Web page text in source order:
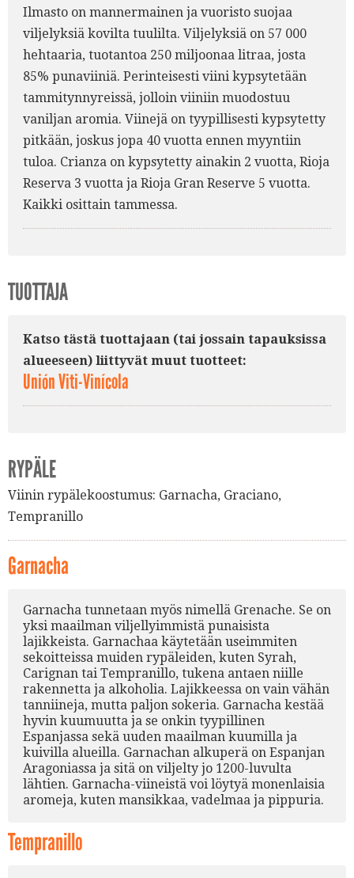
Ilmasto on mannermainen ja vuoristo suojaa
viljelyksiä kovilta tuulilta. Viljelyksiä on 57 000
hehtaaria, tuotantoa 250 miljoonaa litraa, josta
85% punaviiniä. Perinteisesti viini kypsytetään
tammitynnyreissä, jolloin viiniin muodostuu
vaniljan aromia. Viinejä on tyypillisesti kypsytetty
pitkään, joskus jopa 40 vuotta ennen myyntiin
tuloa. Crianza on kypsytetty ainakin 2 vuotta, Rioja
Reserva 3 vuotta ja Rioja Gran Reserve 5 vuotta.
Kaikki osittain tammessa.
TUOTTAJA
Katso tästä tuottajaan (tai jossain tapauksissa
alueeseen) liittyvät muut tuotteet:
Unión Viti-Vinícola
RYPÄLE
Viinin rypälekoostumus: Garnacha, Graciano,
Tempranillo
Garnacha
Garnacha tunnetaan myös nimellä Grenache. Se on
yksi maailman viljellyimmistä punaisista
lajikkeista. Garnachaa käytetään useimmiten
sekoitteissa muiden rypäleiden, kuten Syrah,
Carignan tai Tempranillo, tukena antaen niille
rakennetta ja alkoholia. Lajikkeessa on vain vähän
tanniineja, mutta paljon sokeria. Garnacha kestää
hyvin kuumuutta ja se onkin tyypillinen
Espanjassa sekä uuden maailman kuumilla ja
kuivilla alueilla. Garnachan alkuperä on Espanjan
Aragoniassa ja sitä on viljelty jo 1200-luvulta
lähtien. Garnacha-viineistä voi löytyä monenlaisia
aromeja, kuten mansikkaa, vadelmaa ja pippuria.
Tempranillo